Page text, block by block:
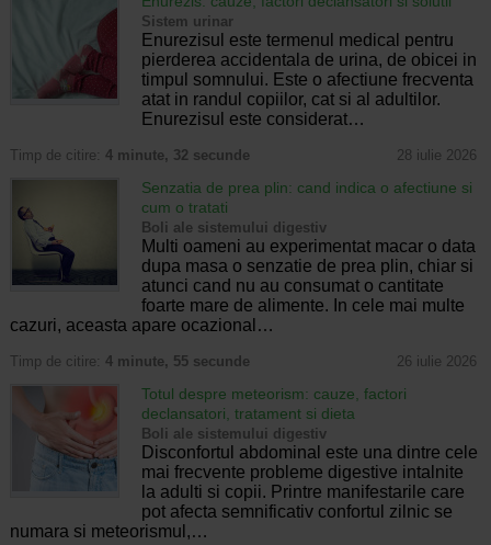
Sistem urinar
Enurezisul este termenul medical pentru
pierderea accidentala de urina, de obicei in
timpul somnului. Este o afectiune frecventa
atat in randul copiilor, cat si al adultilor.
Enurezisul este considerat…
Timp de citire: 4 minute, 32 secunde 28 iulie 2026
Senzatia de prea plin: cand indica o afectiune si
cum o tratati
Boli ale sistemului digestiv
Multi oameni au experimentat macar o data
dupa masa o senzatie de prea plin, chiar si
atunci cand nu au consumat o cantitate
foarte mare de alimente. In cele mai multe
cazuri, aceasta apare ocazional…
Timp de citire: 4 minute, 55 secunde 26 iulie 2026
Totul despre meteorism: cauze, factori
declansatori, tratament si dieta
Boli ale sistemului digestiv
Disconfortul abdominal este una dintre cele
mai frecvente probleme digestive intalnite
la adulti si copii. Printre manifestarile care
pot afecta semnificativ confortul zilnic se
numara si meteorismul,…